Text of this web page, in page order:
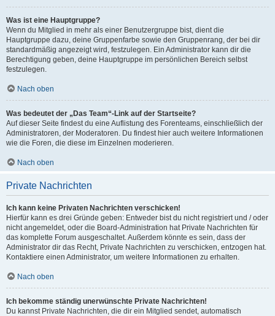
Was ist eine Hauptgruppe?
Wenn du Mitglied in mehr als einer Benutzergruppe bist, dient die
Hauptgruppe dazu, deine Gruppenfarbe sowie den Gruppenrang, der bei dir
standardmäßig angezeigt wird, festzulegen. Ein Administrator kann dir die
Berechtigung geben, deine Hauptgruppe im persönlichen Bereich selbst
festzulegen.
Nach oben
Was bedeutet der „Das Team“-Link auf der Startseite?
Auf dieser Seite findest du eine Auflistung des Forenteams, einschließlich der
Administratoren, der Moderatoren. Du findest hier auch weitere Informationen
wie die Foren, die diese im Einzelnen moderieren.
Nach oben
Private Nachrichten
Ich kann keine Privaten Nachrichten verschicken!
Hierfür kann es drei Gründe geben: Entweder bist du nicht registriert und / oder
nicht angemeldet, oder die Board-Administration hat Private Nachrichten für
das komplette Forum ausgeschaltet. Außerdem könnte es sein, dass der
Administrator dir das Recht, Private Nachrichten zu verschicken, entzogen hat.
Kontaktiere einen Administrator, um weitere Informationen zu erhalten.
Nach oben
Ich bekomme ständig unerwünschte Private Nachrichten!
Du kannst Private Nachrichten, die dir ein Mitglied sendet, automatisch